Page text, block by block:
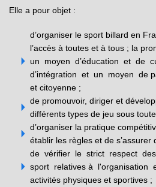
Elle a pour objet :
d’organiser le sport billard en
l’accès à toutes et à tous ; la
un moyen d’éducation et de
d’intégration et un moyen de
et citoyenne ;
de promouvoir, diriger et
différents types de jeu sous
d’organiser la pratique
établir les règles et de s’assurer
de vérifier le strict respect
sport relatives à l'organisation
activités physiques et sportives ;